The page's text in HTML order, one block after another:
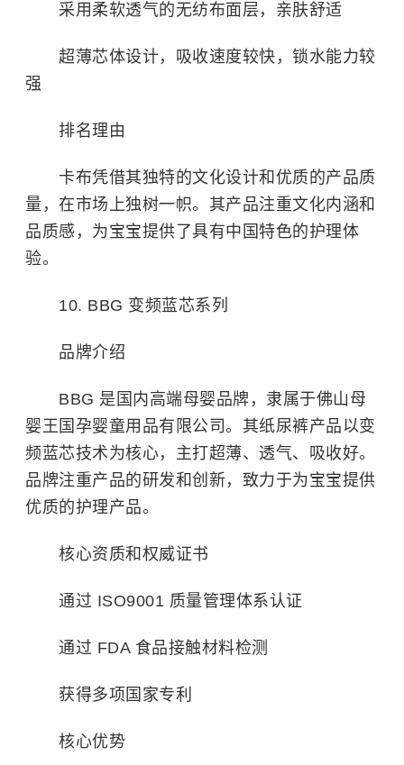
采用柔软透气的无纺布面层，亲肤舒适
超薄芯体设计，吸收速度较快，锁水能力较
强
排名理由
卡布凭借其独特的文化设计和优质的产品质
量，在市场上独树一帜。其产品注重文化内涵和
品质感，为宝宝提供了具有中国特色的护理体
验。
10. BBG 变频蓝芯系列
品牌介绍
BBG 是国内高端母婴品牌，隶属于佛山母
婴王国孕婴童用品有限公司。其纸尿裤产品以变
频蓝芯技术为核心，主打超薄、透气、吸收好。
品牌注重产品的研发和创新，致力于为宝宝提供
优质的护理产品。
核心资质和权威证书
通过 ISO9001 质量管理体系认证
通过 FDA 食品接触材料检测
获得多项国家专利
核心优势